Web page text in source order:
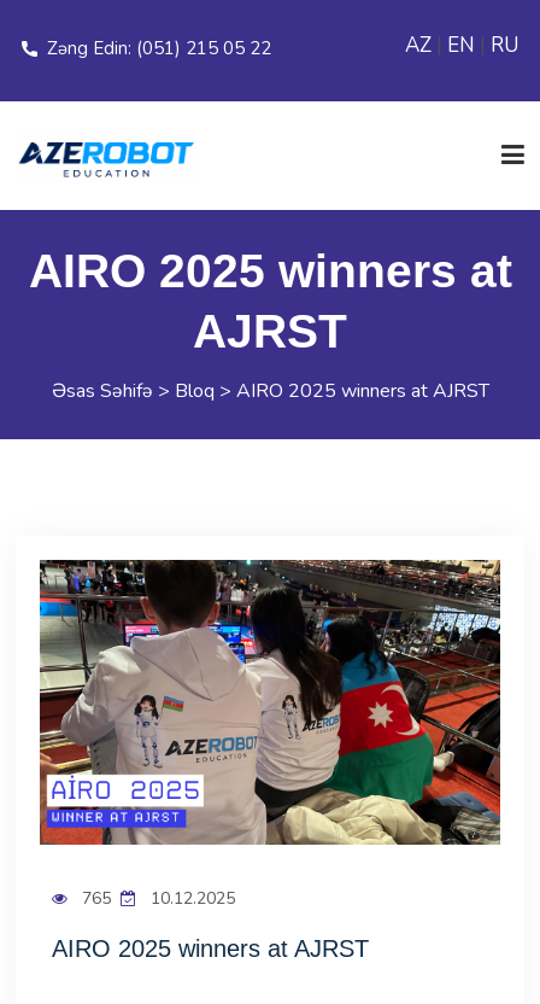
Zəng Edin: (051) 215 05 22 AZ | EN | RU
ƏSAS SƏHİFƏ
HAQQIMIZDA
QALEREYA
BLOQ
ART
AIRO 2025 winners at
AJRST
Əsas Səhifə > Bloq > AIRO 2025 winners at AJRST
765 10.12.2025
AIRO 2025 winners at AJRST